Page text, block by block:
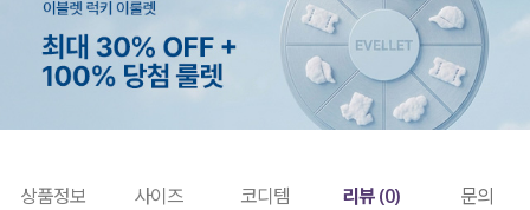
FIT ZOOM
상품정보 사이즈 코디템 리뷰 (0) 문의